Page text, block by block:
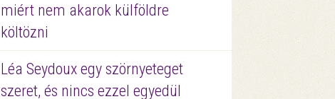
miért nem akarok külföldre
költözni
Léa Seydoux egy szörnyeteget
szeret, és nincs ezzel egyedül